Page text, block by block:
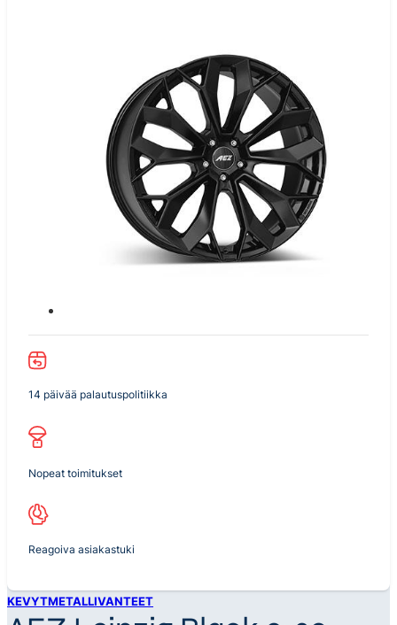
14 päivää palautuspolitiikka
Nopeat toimitukset
Reagoiva asiakastuki
KEVYTMETALLIVANTEET